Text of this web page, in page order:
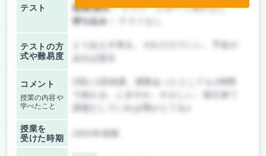
テスト
後期/期末：テスト・レポート両方なし
持ち込み：
テストの方
式や難易度
とりあえず来る。それだけでいい。予欲が
あれば提出
コメント
授業の内容や
学べたこと
2回に1回休講。授業あったとしても1時間
で終わる。にぎやか。やさしい。毎日来て
授業を
受けた時期